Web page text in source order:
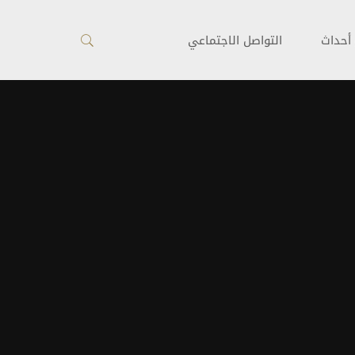
التواصل الاجتماعي